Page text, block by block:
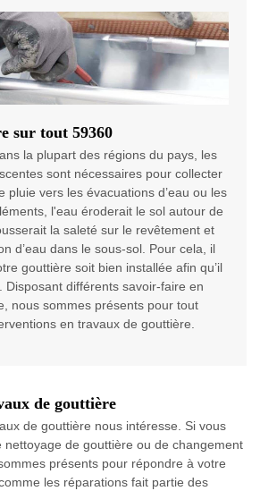
sur tout 59360
la plupart des régions du pays, les
sont nécessaires pour collecter
pluie vers les évacuations d’eau ou les
l'eau éroderait le sol autour de
la saleté sur le revêtement et
d’eau dans le sous-sol. Pour cela, il
gouttière soit bien installée afin qu’il
Disposant différents savoir-faire en
nous sommes présents pour tout
en travaux de gouttière.
de gouttière
de gouttière nous intéresse. Si vous
nettoyage de gouttière ou de changement
présents pour répondre à votre
les réparations fait partie des